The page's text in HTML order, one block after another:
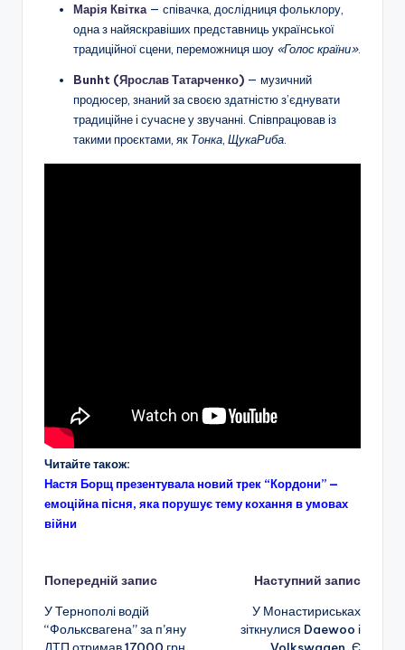
Марія Квітка — співачка, дослідниця фольклору,
одна з найяскравіших представниць української
традиційної сцени, переможниця шоу «Голос країни».
Bunht (Ярослав Татарченко) — музичний
продюсер, знаний за своєю здатністю з’єднувати
традиційне і сучасне у звучанні. Співпрацював із
такими проєктами, як Тонка ЩукаРиба
Читайте також:
Настя Борщ презентувала новий трек “Кордони” —
емоційна пісня, яка порушує тему кохання в умовах
війни
Навігація
по
Попередній запис
У Тернополі водій
“Фольксвагена” за п’яну
Наступний запис
У Монастириськах
зіткнулися Daewoo і